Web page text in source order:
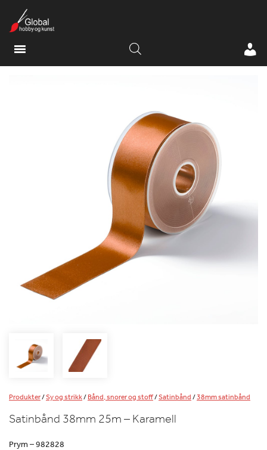
Produkter/Sy og strikk/Bånd, snorer og stoff/Satinbånd/38mm satinbånd
Satinbånd 38mm 25m – Karamell
Prym – 982828